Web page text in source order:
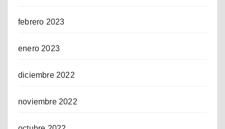
febrero 2023
enero 2023
diciembre 2022
noviembre 2022